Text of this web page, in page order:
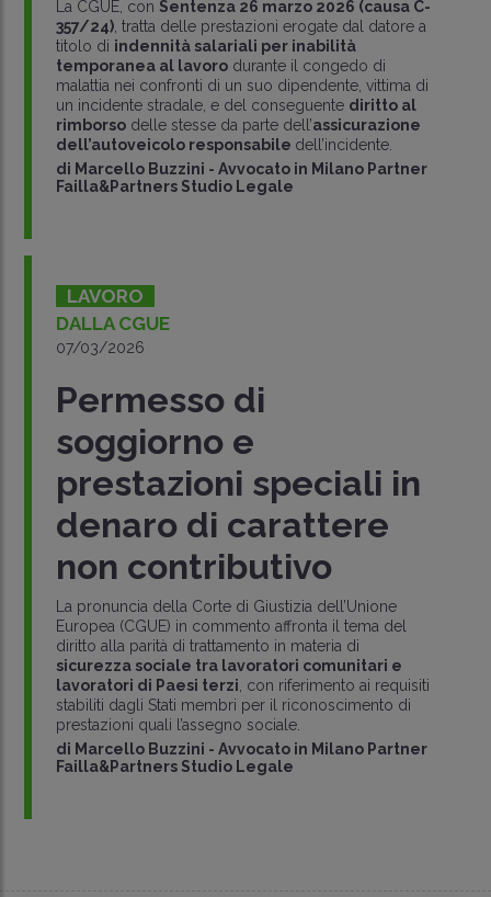
La CGUE, con Sentenza 26 marzo 2026 (causa C-
357/24), tratta delle prestazioni erogate dal datore a
titolo di indennità salariali per inabilità
temporanea al lavorodurante il congedo di
malattia nei confronti di un suo dipendente, vittima di
un incidente stradale, e del conseguente diritto al
rimborsodelle stesse da parte dell’assicurazione
dell’autoveicolo responsabile dell’incidente.
di Marcello Buzzini - Avvocato in Milano Partner
Failla&Partners Studio Legale
LAVORO
DALLA CGUE
07/03/2026
Permesso di
soggiorno e
prestazioni speciali in
denaro di carattere
non contributivo
La pronuncia della Corte di Giustizia dell’Unione
Europea (CGUE) in commento affronta il tema del
diritto alla parità di trattamento in materia di
sicurezza sociale tra lavoratori comunitari e
lavoratori di Paesi terzi , con riferimento ai requisiti
stabiliti dagli Stati membri per il riconoscimento di
prestazioni quali l’assegno sociale.
di Marcello Buzzini - Avvocato in Milano Partner
Failla&Partners Studio Legale